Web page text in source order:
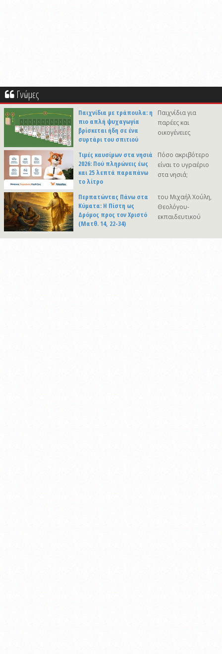
Γνώμες
Παιχνίδια με τράπουλα: η
πιο απλή ψυχαγωγία
βρίσκεται ήδη σε ένα
συρτάρι του σπιτιού
Παιχνίδια για
παρέες και
οικογένειες
Τιμές καυσίμων στα νησιά
2026: Πού πληρώνεις έως
και 25 λεπτά παραπάνω
το λίτρο
Πόσο ακριβότερο
είναι το υγραέριο
στα νησιά;
Περπατώντας Πάνω στα
Κύματα: Η Πίστη ως
Δρόμος προς τον Χριστό
(Ματθ. 14, 22-34)
του Μιχαήλ Χούλη,
Θεολόγου-
εκπαιδευτικού